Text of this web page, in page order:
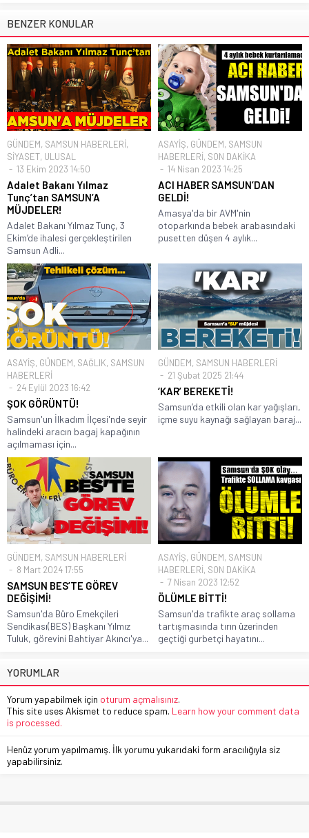
BENZER KONULAR
GÜNDEM, SAMSUN HABERLERİ,
SİYASET, ULUSAL
13 Ekim 2023 14:50
Adalet Bakanı Yılmaz
Tunç’tan SAMSUN’A
MÜJDELER!
Adalet Bakanı Yılmaz Tunç, 3
Ekim’de ihalesi gerçekleştirilen
Samsun Adli...
ASAYİŞ, GÜNDEM, SAMSUN
HABERLERİ, SON DAKİKA
14 Nisan 2023 14:25
ACI HABER SAMSUN’DAN
GELDİ!
Amasya'da bir AVM'nin
otoparkında bebek arabasındaki
pusetten düşen 4 aylık...
ASAYİŞ, GÜNDEM, SAĞLIK, SAMSUN
HABERLERİ
24 Eylül 2023 16:42
ŞOK GÖRÜNTÜ!
Samsun'un İlkadım İlçesi'nde seyir
halindeki aracın bagaj kapağının
açılmaması için...
GÜNDEM, SAMSUN HABERLERİ
21 Şubat 2025 21:44
‘KAR’ BEREKETİ!
Samsun’da etkili olan kar yağışları,
içme suyu kaynağı sağlayan baraj...
GÜNDEM, SAMSUN HABERLERİ
8 Mart 2024 17:55
SAMSUN BES’TE GÖREV
DEĞİŞİMİ!
Samsun'da Büro Emekçileri
Sendikası(BES) Başkanı Yılmız
Tuluk, görevini Bahtiyar Akıncı'ya...
ASAYİŞ, GÜNDEM, SAMSUN
HABERLERİ, SON DAKİKA
7 Nisan 2023 12:52
ÖLÜMLE BİTTİ!
Samsun'da trafikte araç sollama
tartışmasında tırın üzerinden
geçtiği gurbetçi hayatını...
YORUMLAR
Yorum yapabilmek için oturum açmalısınız.
This site uses Akismet to reduce spam. Learn how your comment data
is processed.
Henüz yorum yapılmamış. İlk yorumu yukarıdaki form aracılığıyla siz
yapabilirsiniz.